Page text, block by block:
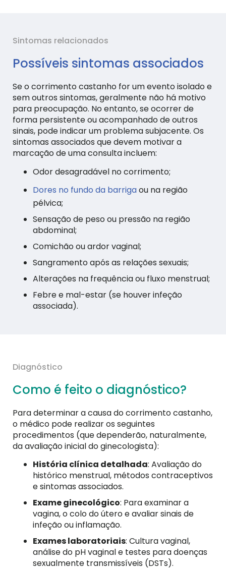
Sintomas relacionados
Possíveis sintomas associados
Se o corrimento castanho for um evento isolado e
sem outros sintomas, geralmente não há motivo
para preocupação. No entanto, se ocorrer de
forma persistente ou acompanhado de outros
sinais, pode indicar um problema subjacente. Os
sintomas associados que devem motivar a
marcação de uma consulta incluem:
Odor desagradável no corrimento;
Dores no fundo da barrigaou na região
pélvica;
Sensação de peso ou pressão na região
abdominal;
Comichão ou ardor vaginal;
Sangramento após as relações sexuais;
Alterações na frequência ou fluxo menstrual;
Febre e mal-estar (se houver infeção
associada).
Diagnóstico
Como é feito o diagnóstico?
Para determinar a causa do corrimento castanho,
o médico pode realizar os seguintes
procedimentos (que dependerão, naturalmente,
da avaliação inicial do ginecologista):
História clínica detalhada: Avaliação do
histórico menstrual, métodos contraceptivos
e sintomas associados.
Exame ginecológico: Para examinar a
vagina, o colo do útero e avaliar sinais de
infeção ou inflamação.
Exames laboratoriais: Cultura vaginal,
análise do pH vaginal e testes para doenças
sexualmente transmissíveis (DSTs).